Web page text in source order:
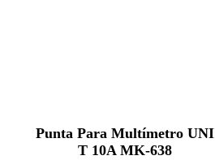
Punta Para Multímetro UNI
T 10A MK-638